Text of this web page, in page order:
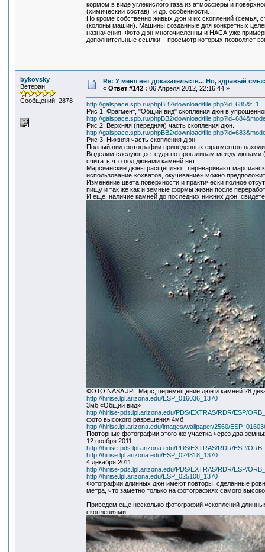
кормом в виде углекислого газа из атмосферы и
(химический состав) и др. особенности.
Но кроме собственно живых дюн и их скоплений (семья,
(колоны машин). Машины созданные для конкретных
назначения. Фото дюн многочисленны и НАСА уже
дополнительные ссылки – просмотр которых позволяет
bykovsky
Ветеран
Сообщений: 2878
Re: У меня нет доказательств... Но, здравый
« Ответ #142 : 06 Апреля 2012, 22:16:44 »
http://galspace.spb.ru/phpBB2/download/file.php?id=685&t=1
Рис 1. Фрагмент, "Общий вид" скопления дюн в
http://galspace.spb.ru/phpBB2/download/
Рис 2. Верхняя (передняя) часть скопления дюн.
http://galspace.spb.ru/phpBB2/download/
Рис 3. Нижняя часть скопления дюн.
Полный вид фотографии приведенных фрагментов
Выделим следующее: судя по прогалинам между
считать что под дюнами камней нет.
Марсианские дюны расщепляют, переваривают
использование «охватов, окучивание» можно
Изменение цвета поверхности и практически полное
пищу и так же как и земные формы жизни после
И еще, наличие камней до последних нижних дюн,
ФОТО NASA JPL Марс, перемещение дюн и камней 28
http://hirise.lpl.arizona.edu/ESP_016036_1370
3мб «Общий вид»
http://hirise-pds.lpl.arizona.edu/PDS/EXTRAS/RDR/ESP/
фото высокого разрешения 4мб
http://hirise.lpl.arizona.edu/images/wallpaper/2560/
Повторные фотографии этого же участка через два
12 ноября 2011
http://hirise-pds.lpl.arizona.edu/PDS/EXTRAS/RDR/ESP/
http://hirise.lpl.arizona.edu/ESP_024818_1370
4 декабря 2011
http://hirise-pds.lpl.arizona.edu/PDS/EXTRAS/RDR/ESP/
http://hirise.lpl.arizona.edu/ESP_025108_1370
Фотографии длинных дюн имеют повторы, сделанные
метра, что заметно только на фотографиях самого
Приведем еще несколько фотографий «скоплений
скоплениями.